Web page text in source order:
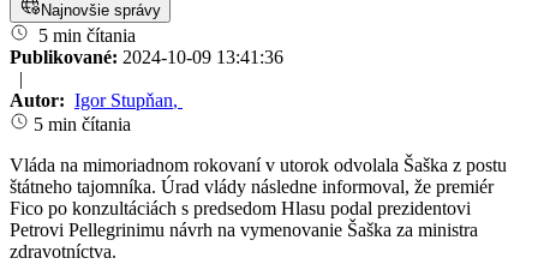
Najnovšie správy
5 min čítania
Publikované: 2024-10-09 13:41:36
|
Autor: Igor Stupňan,
5 min čítania
Vláda na mimoriadnom rokovaní v utorok odvolala Šaška z postu
štátneho tajomníka. Úrad vlády následne informoval, že premiér
Fico po konzultáciách s predsedom Hlasu podal prezidentovi
Petrovi Pellegrinimu návrh na vymenovanie Šaška za ministra
zdravotníctva.